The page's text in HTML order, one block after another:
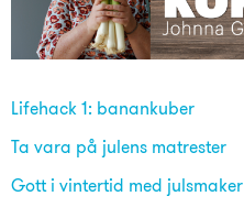
Lifehack 1: banankuber
Ta vara på julens matrester
Gott i vintertid med julsmaker